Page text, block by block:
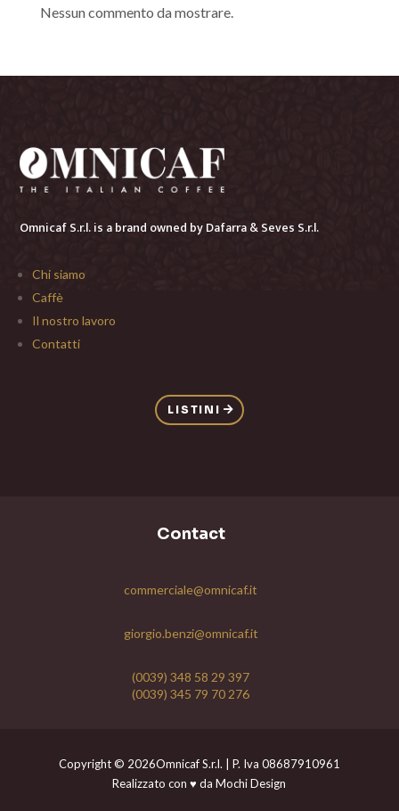
Nessun commento da mostrare.
Omnicaf S.r.l. is a brand owned byDafarra & Seves S.r.l.
Chi siamo
Caffè
Il nostro lavoro
Contatti
LISTINI
Contact
commerciale@omnicaf.it
giorgio.benzi@omnicaf.it
(0039) 348 58 29 397
(0039) 345 79 70 276
Copyright © 2026Omnicaf S.r.l. | P. Iva 08687910961
Realizzato con ♥ da Mochi Design